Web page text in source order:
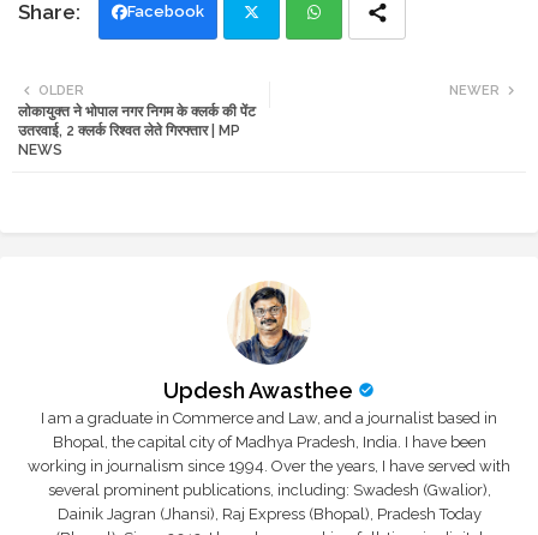
Facebook
tte
NEWER
OLDER
लोकायुक्त ने भोपाल नगर निगम के क्लर्क की पेंट
उतरवाई, 2 क्लर्क रिश्वत लेते गिरफ्तार | MP
NEWS
Updesh Awasthee
I am a graduate in Commerce and Law, and a journalist based in
Bhopal, the capital city of Madhya Pradesh, India. I have been
working in journalism since 1994. Over the years, I have served with
several prominent publications, including: Swadesh (Gwalior),
Dainik Jagran (Jhansi), Raj Express (Bhopal), Pradesh Today